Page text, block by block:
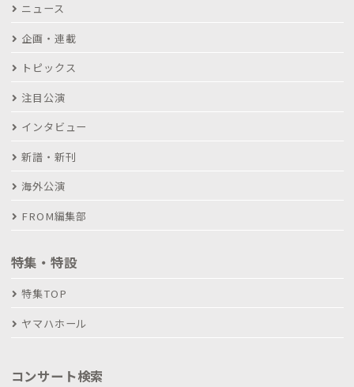
ニュース
企画・連載
トピックス
注目公演
インタビュー
新譜・新刊
海外公演
FROM編集部
特集・特設
特集TOP
ヤマハホール
コンサート検索